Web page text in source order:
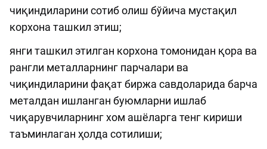
чиқиндиларини сотиб олиш бўйича мустақил
корхона ташкил этиш;
янги ташкил этилган корхона томонидан қора ва
рангли металларнинг парчалари ва
чиқиндиларини фақат биржа савдоларида барча
металдан ишланган буюмларни ишлаб
чиқарувчиларнинг хом ашёларга тенг кириши
таъминлаган ҳолда сотилиши;